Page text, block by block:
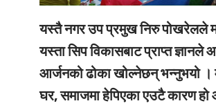
यस्तै नगर उप प्रमुख निरु पोखरेलले
यस्ता सिप विकासबाट प्राप्त ज्ञानले
आर्जनको ढोका खोल्नेछन् भन्नुभयो
घर, समाजमा हेपिएका एउटै कारण